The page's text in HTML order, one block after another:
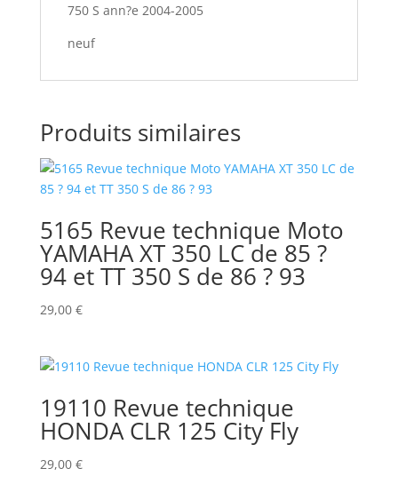
750 S ann?e 2004-2005
neuf
Produits similaires
5165 Revue technique Moto
YAMAHA XT 350 LC de 85 ?
94 et TT 350 S de 86 ? 93
29,00 €
19110 Revue technique
HONDA CLR 125 City Fly
29,00 €